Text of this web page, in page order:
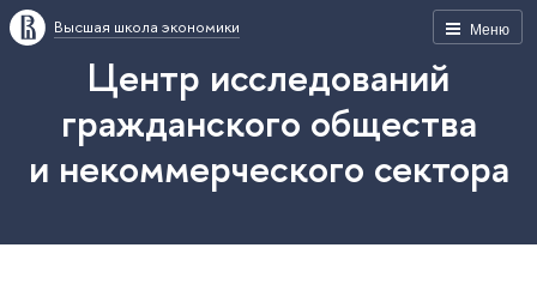
Меню
Высшая школа экономики
Центр исследований
гражданского общества
и некоммерческого сектора